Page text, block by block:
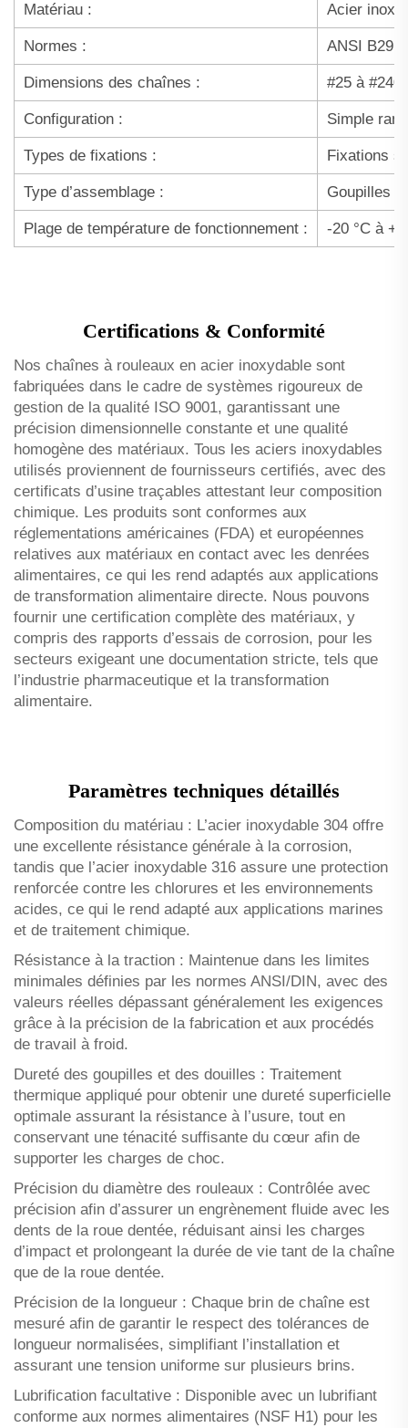
Matériau : Acier
Normes : ANSI
Dimensions des chaînes : #25 à #240
Configuration : Simple
Types de fixations : Fixations
Type d’assemblage : Goupilles
Plage de température de fonctionnement : -20 °C à
Certifications & Conformité
Nos chaînes à rouleaux en acier inoxydable sont
fabriquées dans le cadre de systèmes rigoureux de
gestion de la qualité ISO 9001, garantissant une
précision dimensionnelle constante et une qualité
homogène des matériaux. Tous les aciers inoxydables
utilisés proviennent de fournisseurs certifiés, avec des
certificats d’usine traçables attestant leur composition
chimique. Les produits sont conformes aux
réglementations américaines (FDA) et européennes
relatives aux matériaux en contact avec les denrées
alimentaires, ce qui les rend adaptés aux applications
de transformation alimentaire directe. Nous pouvons
fournir une certification complète des matériaux, y
compris des rapports d’essais de corrosion, pour les
secteurs exigeant une documentation stricte, tels que
l’industrie pharmaceutique et la transformation
alimentaire.
Paramètres techniques détaillés
Composition du matériau : L’acier inoxydable 304 offre
une excellente résistance générale à la corrosion,
tandis que l’acier inoxydable 316 assure une protection
renforcée contre les chlorures et les environnements
acides, ce qui le rend adapté aux applications marines
et de traitement chimique.
Résistance à la traction : Maintenue dans les limites
minimales définies par les normes ANSI/DIN, avec des
valeurs réelles dépassant généralement les exigences
grâce à la précision de la fabrication et aux procédés
de travail à froid.
Dureté des goupilles et des douilles : Traitement
thermique appliqué pour obtenir une dureté superficielle
optimale assurant la résistance à l’usure, tout en
conservant une ténacité suffisante du cœur afin de
supporter les charges de choc.
Précision du diamètre des rouleaux : Contrôlée avec
précision afin d’assurer un engrènement fluide avec les
dents de la roue dentée, réduisant ainsi les charges
d’impact et prolongeant la durée de vie tant de la chaîne
que de la roue dentée.
Précision de la longueur : Chaque brin de chaîne est
mesuré afin de garantir le respect des tolérances de
longueur normalisées, simplifiant l’installation et
assurant une tension uniforme sur plusieurs brins.
Lubrification facultative : Disponible avec un lubrifiant
conforme aux normes alimentaires (NSF H1) pour les